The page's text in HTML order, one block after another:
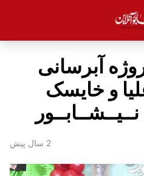
آبرسانی
و خایسک
2 سال پیش